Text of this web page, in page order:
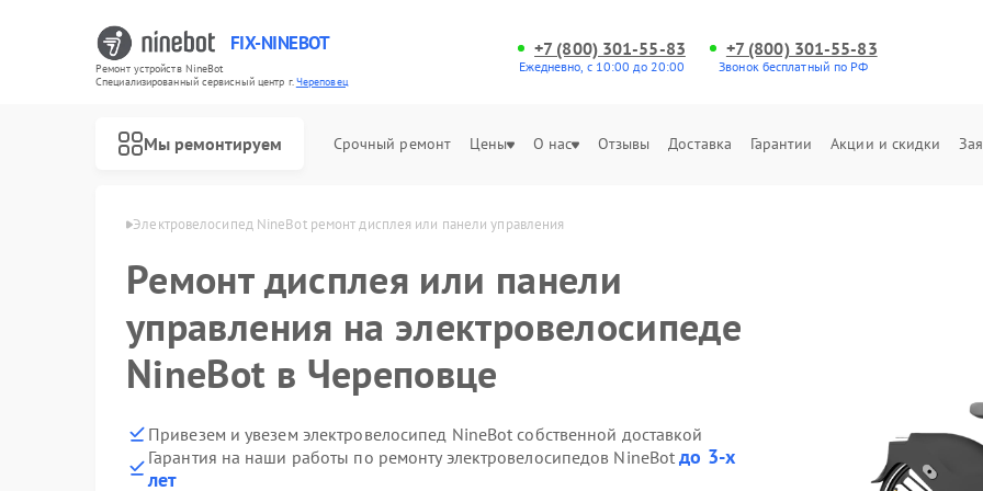
FIX-NINEBOT
Ремонт устройств NineBot
Специализированный cервисный центр г.Череповец
+7 (800) 301-55-83
Ежедневно, с 10:00 до 20:00
+7 (800) 301-55-83
Звонок бесплатный по РФ
Мы ремонтируем Срочный ремонт Цены О нас Отзывы Доставка Гарантии Акции и скидки
в Череповце Электровелосипед NineBot ремонт дисплея или панели управления
Ремонт дисплея или панели
управления на электровелосипеде
NineBot в Череповце
Привезем и увезем электровелосипед NineBot собственной доставкой
Гарантия на наши работы по ремонту электровелосипедов NineBotдо 3-х
лет